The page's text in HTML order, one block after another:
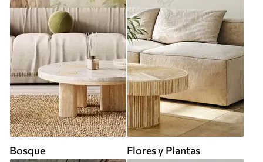
Bosque Flores y Plantas